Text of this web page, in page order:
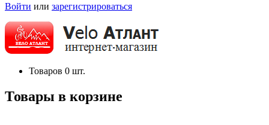
Войти или зарегистрироваться
Товаров 0 шт.
Товары в корзине